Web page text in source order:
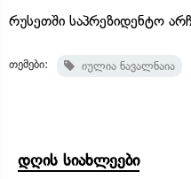
რუსეთში საპრეზიდენტო
თემები: იულია ნავალნაია
დღის სიახლეები